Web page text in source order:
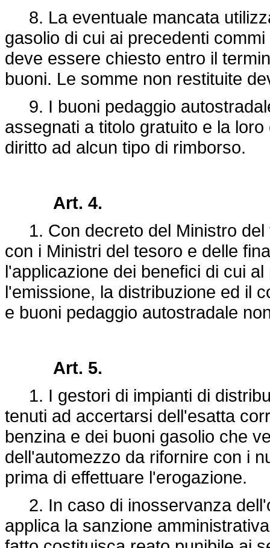
8. La eventuale mancata
gasolio di cui ai precedenti
deve essere chiesto entro il
buoni. Le somme non restituite
9. I buoni pedaggio
assegnati a titolo gratuito e la
diritto ad alcun tipo di rimborso.
Art. 4.
1. Con decreto del Ministro del
con i Ministri del tesoro e delle
l'applicazione dei benefici di cui
l'emissione, la distribuzione ed il
e buoni pedaggio autostradale
Art. 5.
1. I gestori di impianti di
tenuti ad accertarsi dell'esatta
benzina e dei buoni gasolio che
dell'automezzo da rifornire con i
prima di effettuare l'erogazione.
2. In caso di inosservanza
applica la sanzione